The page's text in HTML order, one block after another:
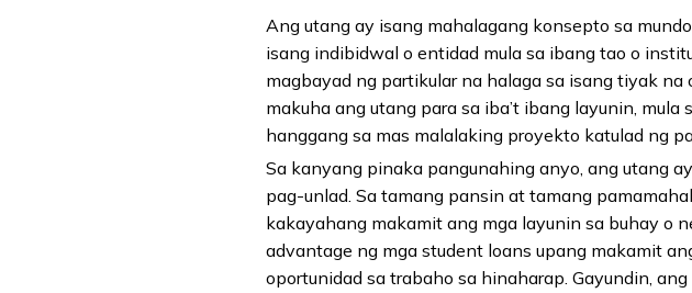
Ang utang ay isang mahalagang konsepto sa
isang indibidwal o entidad mula sa ibang tao o
magbayad ng partikular na halaga sa isang tiyak
makuha ang utang para sa iba’t ibang layunin,
hanggang sa mas malalaking proyekto katulad ng
Sa kanyang pinaka pangunahing anyo, ang utang
pag-unlad. Sa tamang pansin at tamang
kakayahang makamit ang mga layunin sa buhay o
advantage ng mga student loans upang makamit
oportunidad sa trabaho sa hinaharap. Gayundin,